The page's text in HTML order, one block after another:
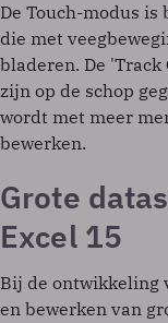
De Touch-modus
die met
bladeren. De 'Track
zijn op de schop
wordt met meer
bewerken.
Grote
Excel 15
Bij de ontwikkeling
en bewerken van